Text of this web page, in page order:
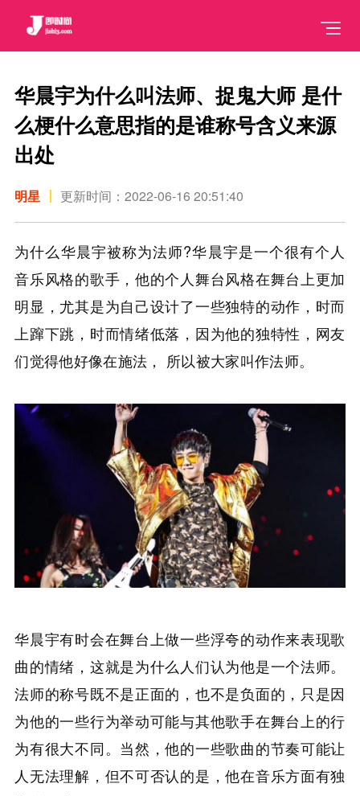
华晨宇为什么叫法师、捉鬼大师 是什
么梗什么意思指的是谁称号含义来源
出处
明星 更新时间：2022-06-16 20:51:40
为什么华晨宇被称为法师?华晨宇是一个很有个人
音乐风格的歌手，他的个人舞台风格在舞台上更加
明显，尤其是为自己设计了一些独特的动作，时而
上蹿下跳，时而情绪低落，因为他的独特性，网友
们觉得他好像在施法， 所以被大家叫作法师。
华晨宇有时会在舞台上做一些浮夸的动作来表现歌
曲的情绪，这就是为什么人们认为他是一个法师。
法师的称号既不是正面的，也不是负面的，只是因
为他的一些行为举动可能与其他歌手在舞台上的行
为有很大不同。当然，他的一些歌曲的节奏可能让
人无法理解，但不可否认的是，他在音乐方面有独